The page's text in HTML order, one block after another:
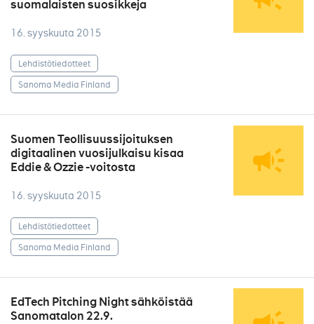
suomalaisten suosikkeja
16. syyskuuta 2015
Lehdistötiedotteet
Sanoma Media Finland
Suomen Teollisuussijoituksen
digitaalinen vuosijulkaisu kisaa
Eddie & Ozzie -voitosta
16. syyskuuta 2015
Lehdistötiedotteet
Sanoma Media Finland
EdTech Pitching Night sähköistää
Sanomatalon 22.9.